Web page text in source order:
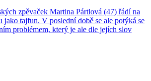
zpěvaček Martina Pártlová (47) řádí na
jako tajfun. V poslední době se ale potýká se
problémem, který je ale dle jejích slov